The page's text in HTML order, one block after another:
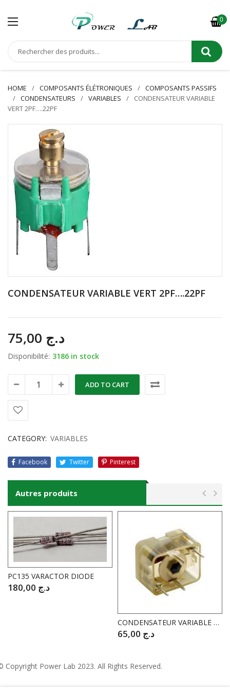
0
HOME COMPOSANTS ÉLÉTRONIQUES
COMPOSANTS PASSIFS
CONDENSATEURS
VARIABLES
CONDENSATEUR VARIABLE
VERT 2PF….22PF
CONDENSATEUR VARIABLE VERT 2PF….22PF
د.ج
Disponibilité: 3186 in stock
ADD TO CART
CATEGORY: VARIABLES
Facebook Twitter Pinterest
Autres produits
PC135 VARACTOR DIODE
د.ج
CONDENSATEUR VARIABLE VERT 2PF….22PF
د.ج
Copyright Power Lab 2023. All Rights Reserved.